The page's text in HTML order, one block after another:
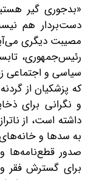
«بدجوری گیر
دست‌بردار هم
مصیبت دیگری
رئیس‌جمهوری،
سیاسی و اجتماعی
که پزشکیان از
و نگرانی برای
داشته است، از
به سدها و
برای گسترش فقر